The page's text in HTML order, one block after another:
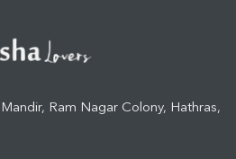
Ram Nagar Colony, Hathras,